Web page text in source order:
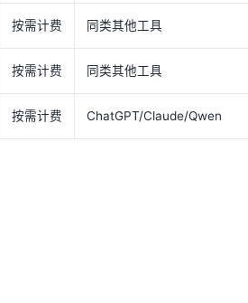
按需计费 同类其他工具
按需计费 同类其他工具
按需计费 ChatGPT/Claude/Qwen